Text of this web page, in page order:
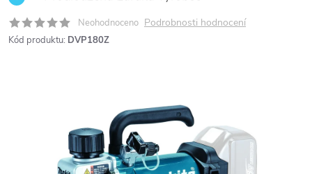
Neohodnoceno Podrobnosti hodnocení
Kód produktu: DVP180Z